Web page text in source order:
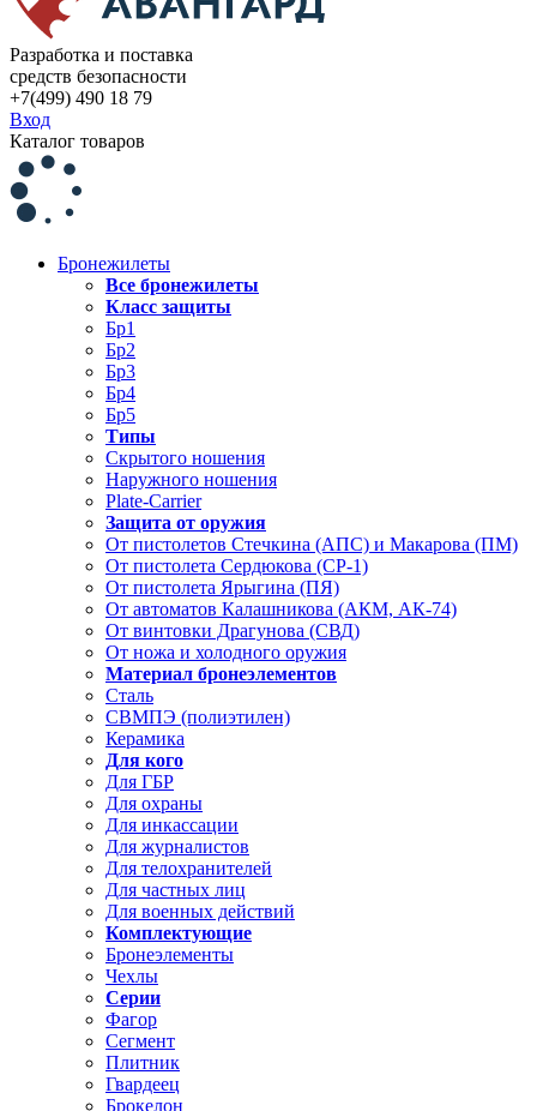
Разработка и поставка
средств безопасности
+7(499) 490 18 79
Вход
Каталог товаров
Бронежилеты
Все бронежилеты
Класс защиты
Бр1
Бр2
Бр3
Бр4
Бр5
Типы
Скрытого ношения
Наружного ношения
Plate-Carrier
Защита от оружия
От пистолетов Стечкина (АПС) и Макарова (ПМ)
От пистолета Сердюкова (СР-1)
От пистолета Ярыгина (ПЯ)
От автоматов Калашникова (АКМ, АК-74)
От винтовки Драгунова (СВД)
От ножа и холодного оружия
Материал бронеэлементов
Сталь
СВМПЭ (полиэтилен)
Керамика
Для кого
Для ГБР
Для охраны
Для инкассации
Для журналистов
Для телохранителей
Для частных лиц
Для военных действий
Комплектующие
Бронеэлементы
Чехлы
Серии
Фагор
Сегмент
Плитник
Гвардеец
Брокелон